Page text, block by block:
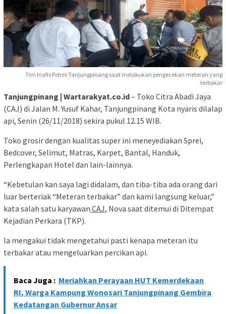
Tim Inafis Polres Tanjungpinang saat melakukan pengecekan meteran yang
terbakar
Tanjungpinang | Wartarakyat.co.id– Toko Citra Abadi Jaya
(CAJ) di Jalan M. Yusuf Kahar, Tanjungpinang Kota nyaris dilalap
api, Senin (26/11/2018) sekira pukul 12.15 WIB.
Toko grosir dengan kualitas super ini meneyediakan Sprei,
Bedcover, Selimut, Matras, Karpet, Bantal, Handuk,
Perlengkapan Hotel dan lain-lainnya.
“Kebetulan kan saya lagi didalam, dan tiba-tiba ada orang dari
luar berteriak “Meteran terbakar” dan kami langsung keluar,”
kata salah satu karyawan CAJ, Nova saat ditemui di Ditempat
Kejadian Perkara (TKP).
Ia mengakui tidak mengetahui pasti kenapa meteran itu
terbakar atau mengeluarkan percikan api.
Baca Juga : Meriahkan Perayaan HUT Kemerdekaan
RI, Warga Kampung Wonosari Tanjungpinang Gembira
Kedatangan Gubernur Ansar